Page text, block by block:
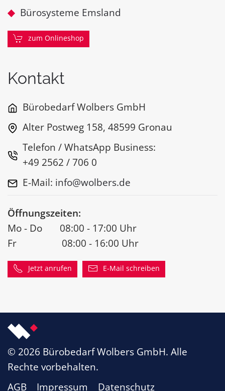
Bürosysteme Emsland
zum Onlineshop
Kontakt
Bürobedarf Wolbers GmbH
Alter Postweg 158, 48599 Gronau
Telefon / WhatsApp Business:
+49 2562 / 706 0
E-Mail: info@wolbers.de
Öffnungszeiten:
Mo - Do 08:00 - 17:00 Uhr
Fr 08:00 - 16:00 Uhr
Jetzt anrufen E-Mail schreiben
© 2026 Bürobedarf Wolbers GmbH. Alle
Rechte vorbehalten.
AGB
Impressum Datenschutz